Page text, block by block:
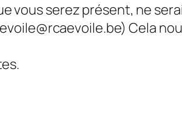
vous serez présent, ne
Cela